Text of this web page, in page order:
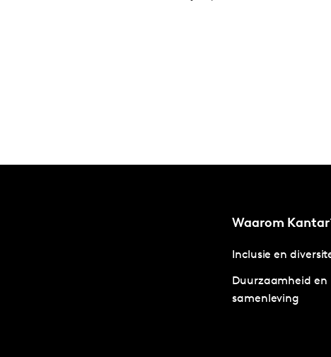
Waarom
Inclusie en
Duurzaamheid en
samenleving